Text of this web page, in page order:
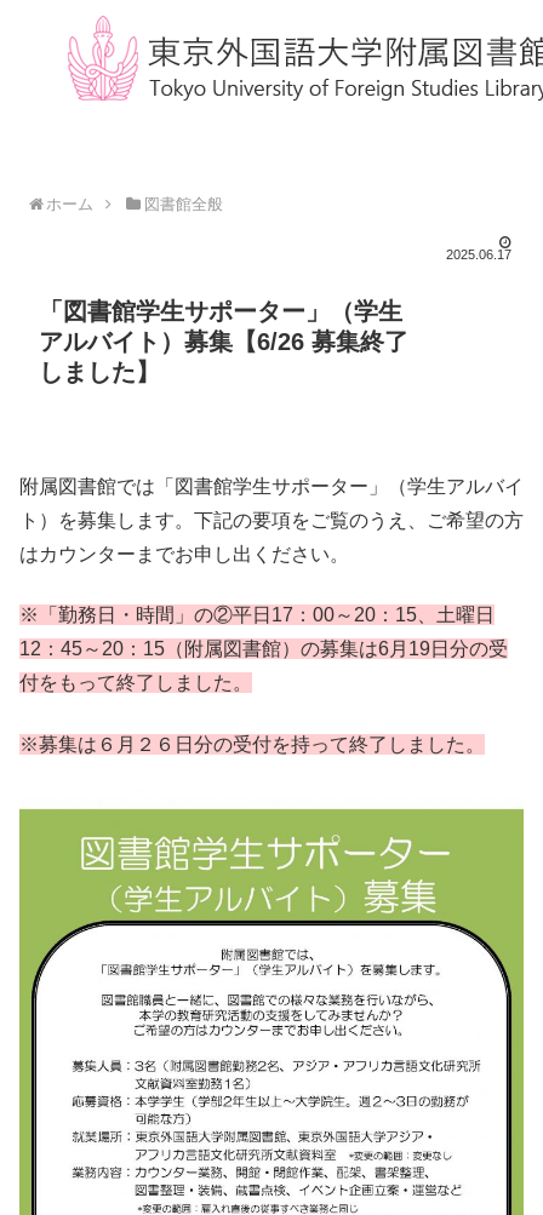
ホーム 図書館全般
「図書館学生サポーター」（学生
アルバイト）募集【6/26 募集終了
しました】
2025.06.17
附属図書館では「図書館学生サポーター」（学生アルバイ
ト）を募集します。下記の要項をご覧のうえ、ご希望の方
はカウンターまでお申し出ください。
※「勤務日・時間」の②平日17：00～20：15、土曜日
12：45～20：15（附属図書館）の募集は6月19日分の受
付をもって終了しました。
※募集は６月２６日分の受付を持って終了しました。